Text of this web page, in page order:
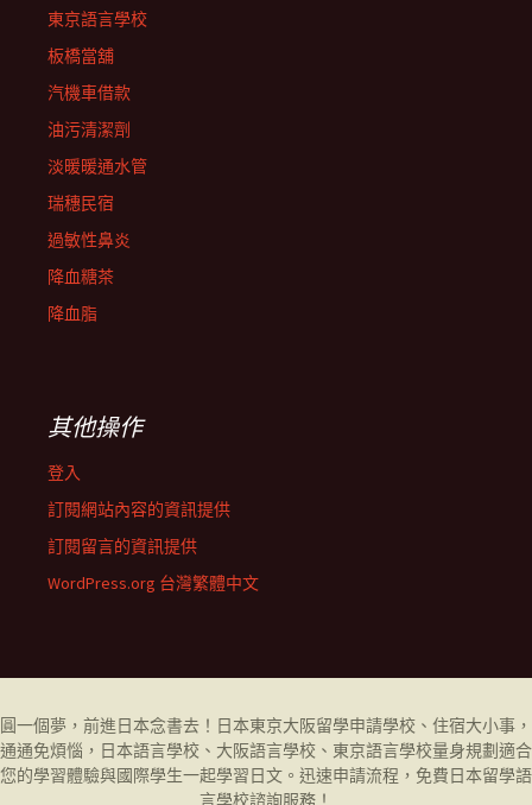
東京語言學校
板橋當舖
汽機車借款
油污清潔劑
淡暖暖通水管
瑞穗民宿
過敏性鼻炎
降血糖茶
降血脂
其他操作
登入
訂閱網站內容的資訊提供
訂閱留言的資訊提供
WordPress.org 台灣繁體中文
圓一個夢，前進日本念書去！日本東京大阪留學申請學校、住宿大小事，
通通免煩惱，日本語言學校、大阪語言學校、東京語言學校量身規劃適合
您的學習體驗與國際學生一起學習日文。迅速申請流程，免費日本留學語
言學校諮詢服務！